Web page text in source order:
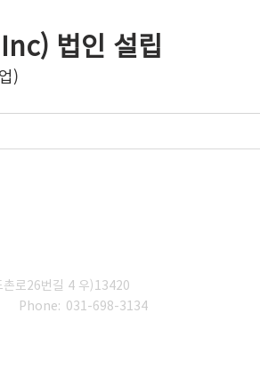
법인 설립
)
촌로26번길 4 우)13420
031-698-3134